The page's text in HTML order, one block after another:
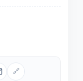
🔗